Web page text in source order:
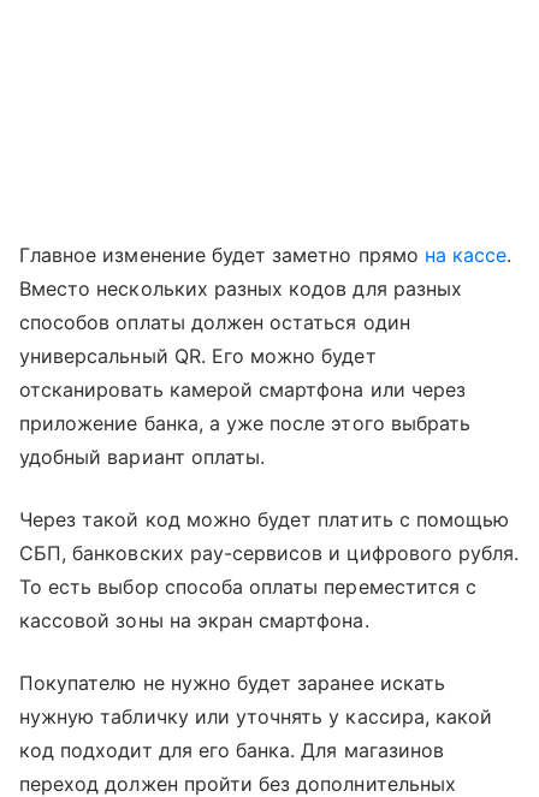
Главное изменение будет заметно прямо на кассе.
Вместо нескольких разных кодов для разных
способов оплаты должен остаться один
универсальный QR. Его можно будет
отсканировать камерой смартфона или через
приложение банка, а уже после этого выбрать
удобный вариант оплаты.
Через такой код можно будет платить с помощью
СБП, банковских pay-сервисов и цифрового рубля.
То есть выбор способа оплаты переместится с
кассовой зоны на экран смартфона.
Покупателю не нужно будет заранее искать
нужную табличку или уточнять у кассира, какой
код подходит для его банка. Для магазинов
переход должен пройти без дополнительных